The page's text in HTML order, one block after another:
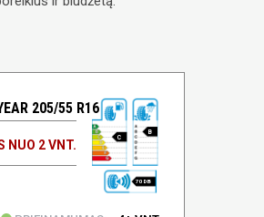
205/55 R16 94V
NUO 2 VNT.
C
B
70 DB